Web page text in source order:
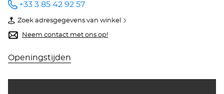
telefoonnummer
+33 3 85 42 92 57
Zoek adresgegevens van winkel
van
Opticien
CHALON-
SAÔNE
Optical
Neem contact met ons op!
Openingstijden